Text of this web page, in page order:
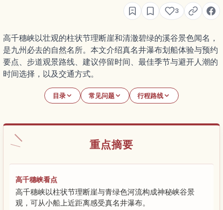
3
高千穗峡以壮观的柱状节理断崖和清澈碧绿的溪谷景色闻名，
是九州必去的自然名所。本文介绍真名井瀑布划船体验与预约
要点、步道观景路线、建议停留时间、最佳季节与避开人潮的
时间选择，以及交通方式。
目录 常见问题 行程路线
重点摘要
高千穗峡看点
高千穗峡以柱状节理断崖与青绿色河流构成神秘峡谷景
观，可从小船上近距离感受真名井瀑布。